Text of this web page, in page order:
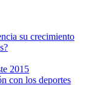
su crecimiento
2015
con los deportes